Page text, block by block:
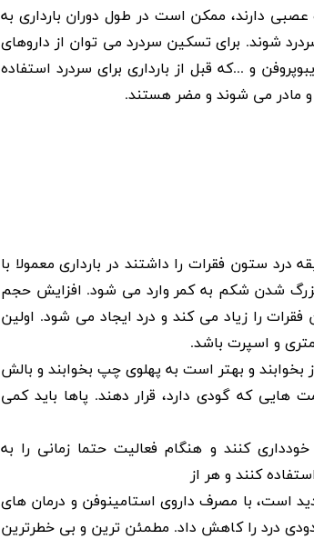
دارند، ممکن است در طول دوران بارداری به
شوند. برای تسکین سردرد می توان از داروهای
و ...که قبل از بارداری برای سردرد استفاده
مادر می شوند و مضر هستند.
درد ستون فقرات را داشتند در بارداری معمولا با
شدن شکم به کمر وارد می شود. افزایش حجم
را زیاد می کند و درد ایجاد می شود. اولین
و اسپرت باشد.
بخوابند و بهتر است به پهلوی چپ بخوابند و بالش
که گودی دارد، قرار دهند. پاها باید کمی
کنند و هنگام فعالیت حتما زمانی را به
کنند و هر از
است، با مصرف داروی استامینوفن و درمان های
درد را کاهش داد. مطمئن ترین و بی خطرترین